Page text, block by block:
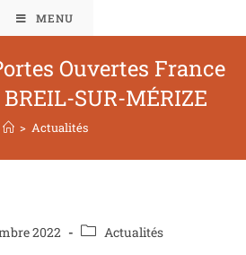
MENU
Ouvertes France
SUR-MÉRIZE
> Actualités
2022 Actualités